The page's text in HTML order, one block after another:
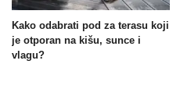
Kako odabrati pod za terasu koji
je otporan na kišu, sunce i
vlagu?